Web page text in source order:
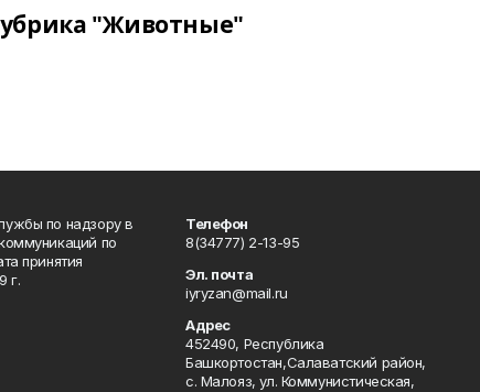
"Животные"
по надзору в
по
принятия
г.
Телефон
8(34777) 2-13-95
Эл. почта
iyryzan@mail.ru
Адрес
452490, Республика
Башкортостан,Салаватский район,
с. Малояз, ул. Коммунистическая,